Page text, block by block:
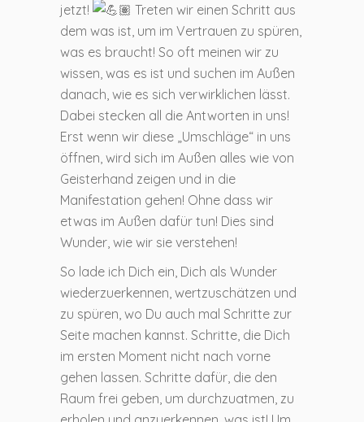
jetzt!
Treten wir einen Schritt aus
dem was ist, um im Vertrauen zu spüren,
was es braucht! So oft meinen wir zu
wissen, was es ist und suchen im Außen
danach, wie es sich verwirklichen lässt.
Dabei stecken all die Antworten in uns!
Erst wenn wir diese „Umschläge“ in uns
öffnen, wird sich im Außen alles wie von
Geisterhand zeigen und in die
Manifestation gehen! Ohne dass wir
etwas im Außen dafür tun! Dies sind
Wunder, wie wir sie verstehen!
So lade ich Dich ein, Dich als Wunder
wiederzuerkennen, wertzuschätzen und
zu spüren, wo Du auch mal Schritte zur
Seite machen kannst. Schritte, die Dich
im ersten Moment nicht nach vorne
gehen lassen. Schritte dafür, die den
Raum frei geben, um durchzuatmen, zu